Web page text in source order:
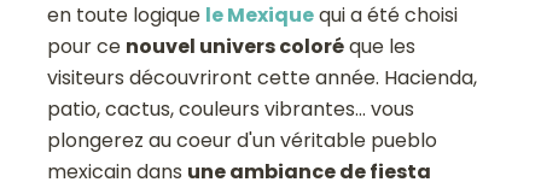
en toute logique le Mexiquequi a été choisi
pour ce nouvel univers coloréque les
visiteurs découvriront cette année. Hacienda,
patio, cactus, couleurs vibrantes... vous
plongerez au coeur d'un véritable pueblo
mexicain dans une ambiance de fiesta